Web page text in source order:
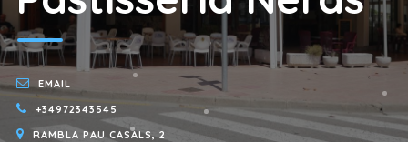
EMAIL
+34972343545
RAMBLA PAU CASALS, 2